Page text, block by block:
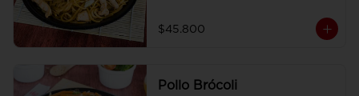
$45.800
Pollo Brócoli